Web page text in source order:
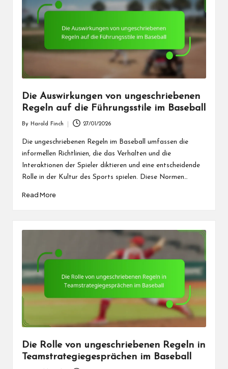
Die Auswirkungen von ungeschriebenen
Regeln auf die Führungsstile im Baseball
by
By Harold Finch 27/01/2026
Die ungeschriebenen Regeln im Baseball umfassen die
informellen Richtlinien, die das Verhalten und die
Interaktionen der Spieler diktieren und eine entscheidende
Rolle in der Kultur des Sports spielen. Diese Normen…
Read More
Die Rolle von ungeschriebenen Regeln in
Teamstrategiegesprächen im Baseball